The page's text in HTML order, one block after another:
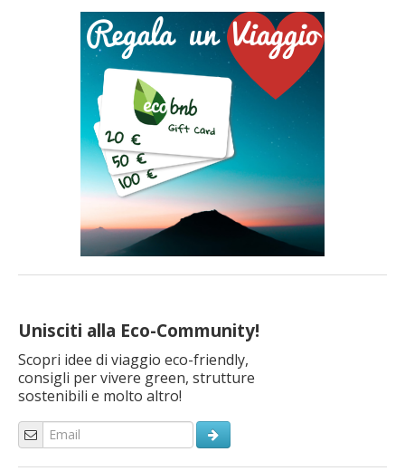
Unisciti alla Eco-Community!
Scopri idee di viaggio eco-friendly,
consigli per vivere green, strutture
sostenibili e molto altro!